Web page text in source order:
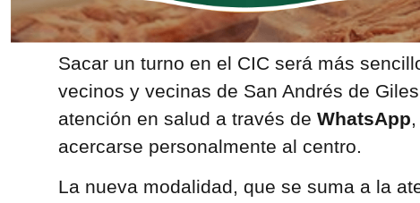
Sacar un turno en el CIC será más
vecinos y vecinas de San Andrés de
atención en salud a través de WhatsApp
acercarse personalmente al centro.
La nueva modalidad, que se suma a la